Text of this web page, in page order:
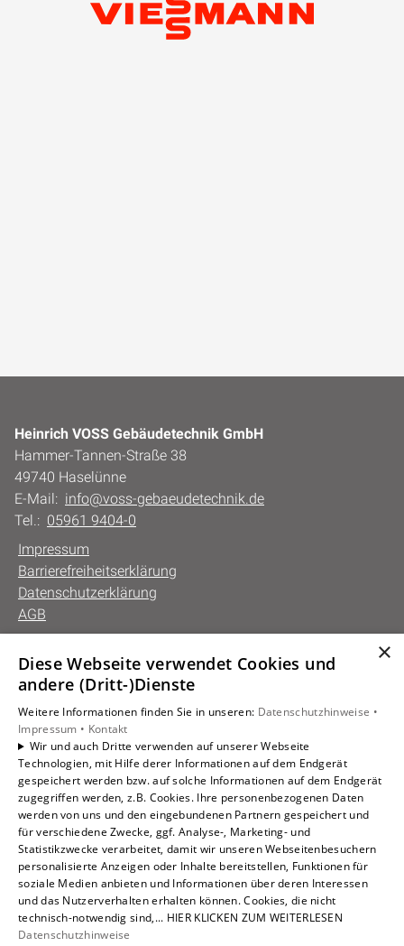
Heinrich VOSS Gebäudetechnik GmbH
Hammer-Tannen-Straße 38
49740 Haselünne
E-Mail: info@voss-gebaeudetechnik.de
Tel.: 05961 9404-0
Impressum
Barrierefreiheitserklärung
Datenschutzerklärung
AGB
Unsere Bereiche
Gewerbekunden
Karriere
Unternehmen
Kontakt
×
Diese Webseite verwendet Cookies und
andere (Dritt-)Dienste
Weitere Informationen finden Sie in unseren: Datenschutzhinweise •
Impressum • Kontakt
Wir und auch Dritte verwenden auf unserer Webseite
Technologien, mit Hilfe derer Informationen auf dem Endgerät
gespeichert werden bzw. auf solche Informationen auf dem Endgerät
zugegriffen werden, z.B. Cookies. Ihre personenbezogenen Daten
werden von uns und den eingebundenen Partnern gespeichert und
für verschiedene Zwecke, ggf. Analyse-, Marketing- und
Statistikzwecke verarbeitet, damit wir unseren Webseitenbesuchern
personalisierte Anzeigen oder Inhalte bereitstellen, Funktionen für
soziale Medien anbieten und Informationen über deren Interessen
und das Nutzerverhalten erhalten können. Cookies, die nicht
technisch-notwendig sind,... HIER KLICKEN ZUM WEITERLESEN
Datenschutzhinweise